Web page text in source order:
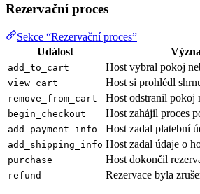
Rezervační proces
Sekce “Rezervační proces”
Událost
add_to_cart Host vybral pokoj
view_cart Host si prohlédl
remove_from_cart Host odstranil pokoj
begin_checkout Host zahájil proces
add_payment_info Host zadal platební
add_shipping_info Host zadal údaje o
purchase Host dokončil
refund Rezervace byla